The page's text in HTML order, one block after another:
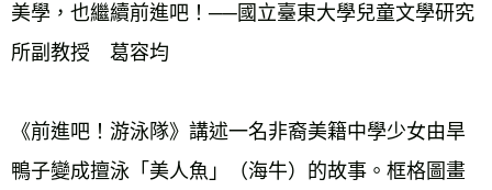
美學，也繼續前進吧！──國立臺東大學兒童文學研究
所副教授　葛容均
《前進吧！游泳隊》講述一名非裔美籍中學少女由旱
鴨子變成擅泳「美人魚」（海牛）的故事。框格圖畫